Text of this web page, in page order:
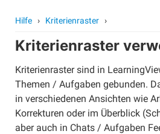
Hilfe › Kriterienraster ›
Kriterienraster
Kriterienraster sind in
Themen / Aufgaben gebunden.
in verschiedenen Ansichten wie
Korrekturen oder im Überblick
aber auch in Chats / Aufgaben
Kontoeinstellungen
Avatar
Passwort
Benutzer wechseln
Schule wechseln